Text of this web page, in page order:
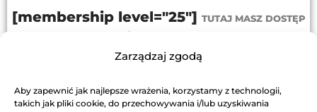
Zarządzaj zgodą
Aby zapewnić jak najlepsze wrażenia, korzystamy z technologii,
takich jak pliki cookie, do przechowywania i/lub uzyskiwania
[membership level="25"] TUTAJ MASZ DOSTĘP
[/membership]
DODAJ DO KOSZYKA